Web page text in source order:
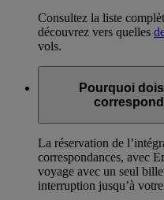
Consultez la liste
découvrez vers quelles
vols.
Pourquoi
La réservation de
correspondances, avec
voyage avec un seul
interruption jusqu’à